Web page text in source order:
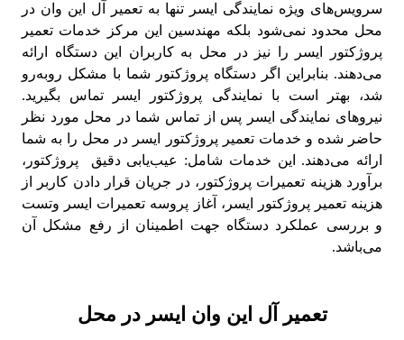
سرویس‌های ویژه نمایندگی ایسر تنها به تعمیر آل این وان در
محل محدود نمی‌شود بلکه مهندسین این مرکز خدمات تعمیر
پروژکتور ایسر را نیز در محل به کاربران این دستگاه ارائه
می‌دهند. بنابراین اگر دستگاه پروژکتور شما با مشکل روبه‌رو
شد، بهتر است با نمایندگی پروژکتور ایسر تماس بگیرید.
نیروهای نمایندگی ایسر پس از تماس شما در محل مورد نظر
حاضر شده و خدمات تعمیر پروژکتور ایسر در محل را به شما
ارائه می‌دهند. این خدمات شامل: عیب‌یابی دقیق پروژکتور،
برآورد هزینه تعمیرات پروژکتور، در جریان قرار دادن کاربر از
هزینه تعمیر پروژکتور ایسر، آغاز پروسه تعمیرات ایسر وتست
و بررسی عملکرد دستگاه جهت اطمینان از رفع مشکل آن
می‌باشد.
تعمیر آل این وان ایسر در محل